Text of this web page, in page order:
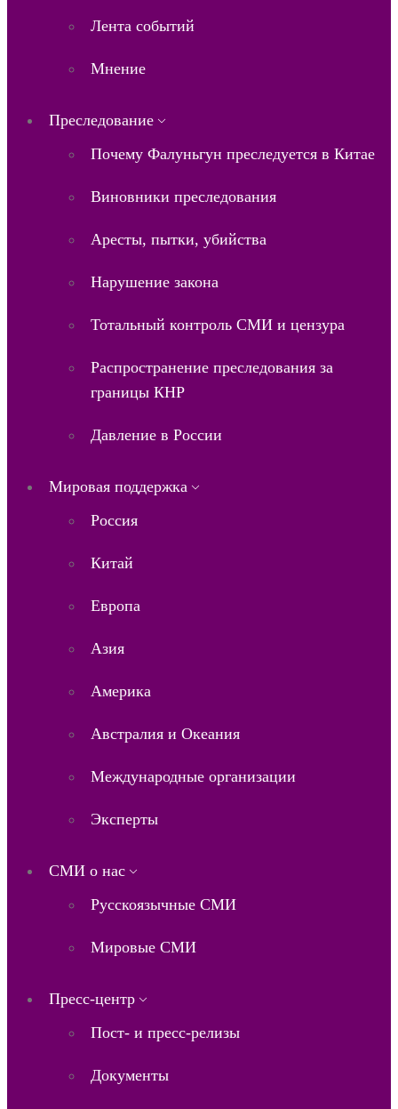
Лента событий
Мнение
Преследование
Почему Фалуньгун преследуется в Китае
Виновники преследования
Аресты, пытки, убийства
Нарушение закона
Тотальный контроль СМИ и цензура
Распространение преследования за
границы КНР
Давление в России
Мировая поддержка
Россия
Китай
Европа
Азия
Америка
Австралия и Океания
Международные организации
Эксперты
СМИ о нас
Русскоязычные СМИ
Мировые СМИ
Пресс-центр
Пост- и пресс-релизы
Документы